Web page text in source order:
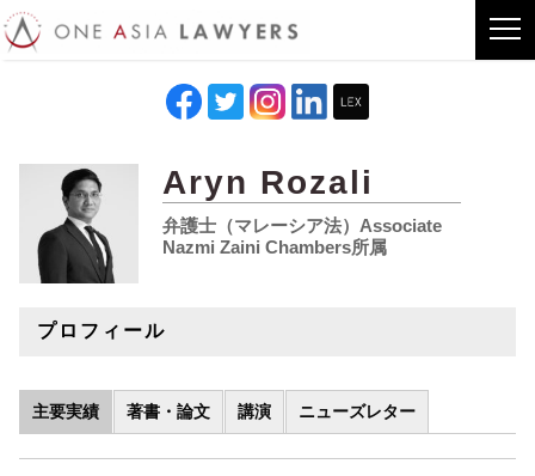
Aryn Rozali
弁護士（マレーシア法）Associate
Nazmi Zaini Chambers所属
プロフィール
主要実績 著書・論文 講演 ニューズレター